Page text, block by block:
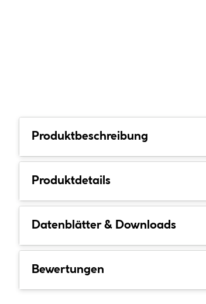
Produktbeschreibung
Produktdetails
Datenblätter & Downloads
Bewertungen